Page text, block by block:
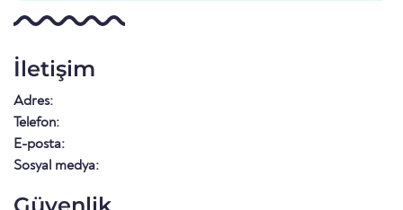
İletişim
Adres:
Telefon:
E-posta:
Sosyal medya: